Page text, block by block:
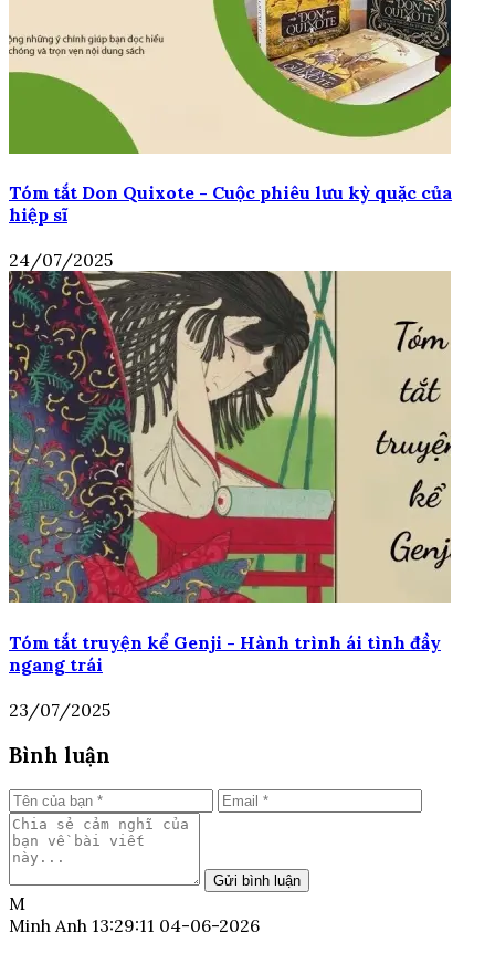
Tóm tắt Don Quixote - Cuộc phiêu lưu kỳ quặc của
hiệp sĩ
24/07/2025
Tóm tắt truyện kể Genji - Hành trình ái tình đầy
ngang trái
23/07/2025
Bình luận
Gửi bình luận
M
Minh Anh 13:29:11 04-06-2026